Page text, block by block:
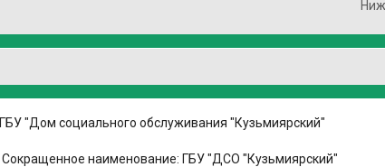
ГБУ "Дом социального обслуживания "Кузьмиярский"
Сокращенное наименование: ГБУ "ДСО "Кузьмиярский"